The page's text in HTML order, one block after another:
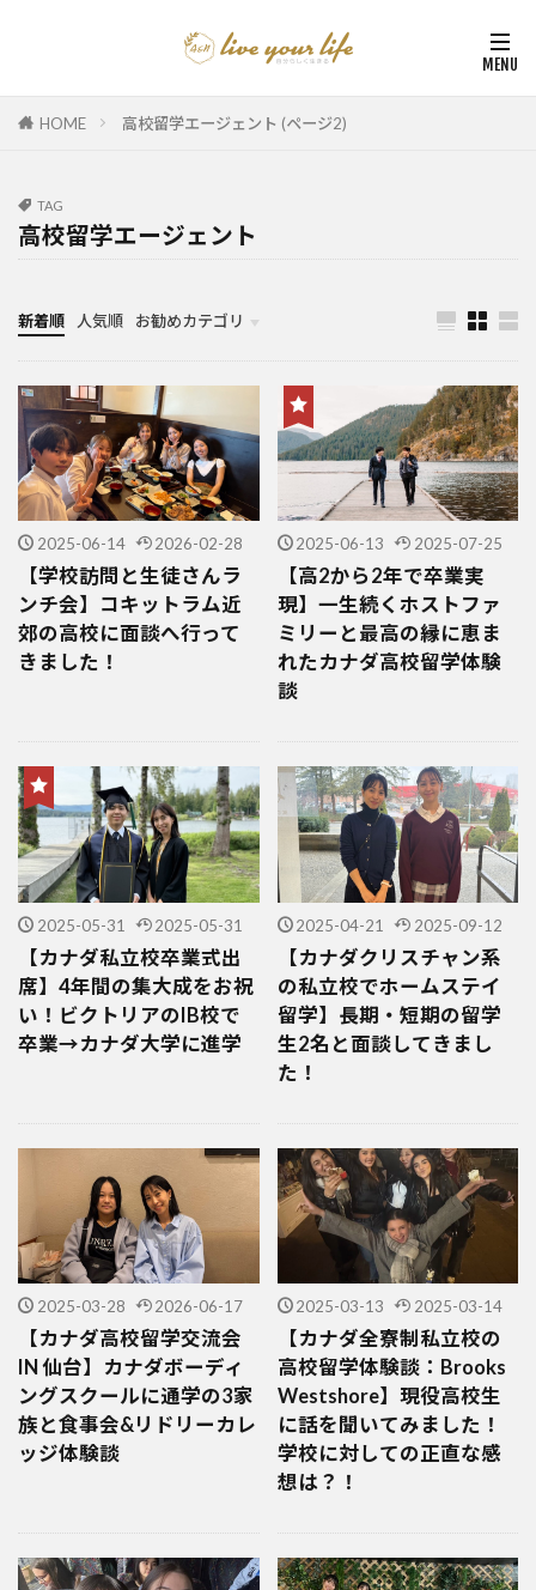
HOME 高校留学エージェント (ページ2)
TAG
高校留学エージェント
新着順 人気順 お勧めカテゴリ
カナダ中学・高校留学
カナダ親子留学・教育移住
体験談（カナダ高校留学・親子移住）
カナダ留学カウンセリング内容実例集
2025-06-14 2026-02-28
【学校訪問と生徒さんラ
ンチ会】コキットラム近
郊の高校に面談へ行って
きました！
2025-06-13 2025-07-25
【高2から2年で卒業実
現】一生続くホストファ
ミリーと最高の縁に恵ま
れたカナダ高校留学体験
談
2025-05-31 2025-05-31
【カナダ私立校卒業式出
席】4年間の集大成をお祝
い！ビクトリアのIB校で
卒業→カナダ大学に進学
2025-04-21 2025-09-12
【カナダクリスチャン系
の私立校でホームステイ
留学】長期・短期の留学
生2名と面談してきまし
た！
2025-03-28 2026-06-17
【カナダ高校留学交流会
IN 仙台】カナダボーディ
ングスクールに通学の3家
族と食事会&リドリーカレ
ッジ体験談
2025-03-13 2025-03-14
【カナダ全寮制私立校の
高校留学体験談：Brooks
Westshore】現役高校生
に話を聞いてみました！
学校に対しての正直な感
想は？！